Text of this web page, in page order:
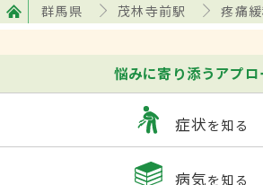
群馬県 茂林寺前駅 疼痛
悩みに寄り添うアプロ
症状を知る
病気を知る